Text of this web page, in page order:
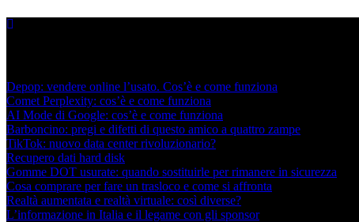
Skip
Depop: vendere online l’usato. Cos’è e come funziona
Comet Perplexity: cos’è e come funziona
AI Mode di Google: cos’è e come funziona
Barboncino: pregi e difetti di questo amico a quattro zampe
TikTok: nuovo data center rivoluzionario?
Recupero dati hard disk
Gomme DOT usurate: quando sostituirle per rimanere in sicurezza
Cosa comprare per fare un trasloco e come si affronta
Realtà aumentata e realtà virtuale: così diverse?
L’informazione in Italia e il legame con gli sponsor